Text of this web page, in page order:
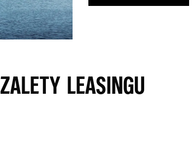
ZALETY LEASINGU